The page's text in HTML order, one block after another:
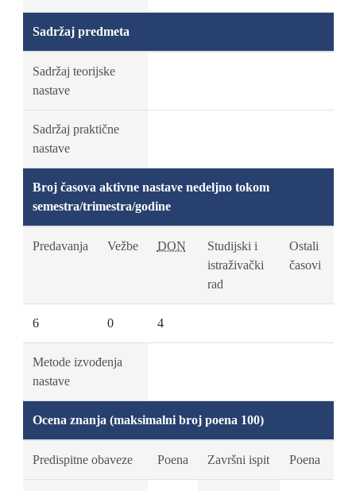
Sadržaj predmeta
Sadržaj teorijske
nastave
Sadržaj praktične
nastave
Broj časova aktivne nastave nedeljno tokom
semestra/trimestra/godine
Predavanja Vežbe DON
Studijski i
istraživački
rad
Ostali
časovi
6 0 4
Metode izvođenja
nastave
Ocena znanja (maksimalni broj poena 100)
Predispitne obaveze Poena Završni ispit Poena